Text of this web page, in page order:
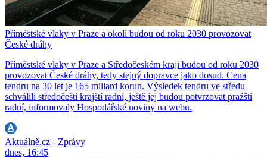
Příměstské vlaky v Praze a okolí budou od roku 2030 provozovat
České dráhy
Příměstské vlaky v Praze a Středočeském kraji budou od roku 2030
provozovat České dráhy, tedy stejný dopravce jako dosud. Cena
tendru na 30 let je 165 miliard korun. Výsledek tendru ve středu
schválili středočeští krajští radní, ještě jej budou potvrzovat pražští
radní, informovaly Hospodářské noviny na webu.
Aktuálně.cz - Zprávy
dnes, 16:45